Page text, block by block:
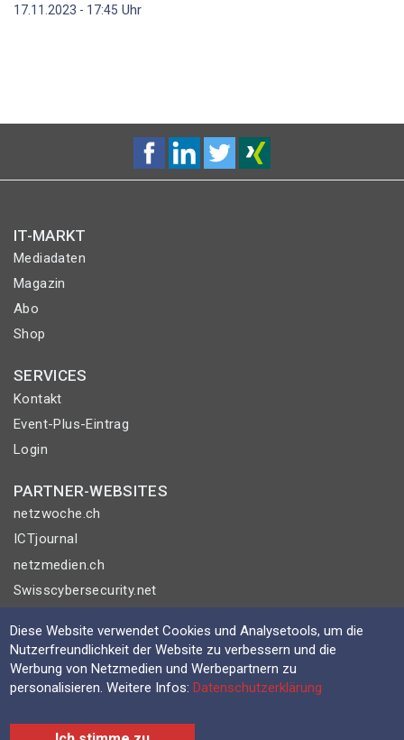
17.11.2023 - 17:45 Uhr
IT-MARKT
Mediadaten
Magazin
Abo
Shop
SERVICES
Kontakt
Event-Plus-Eintrag
Login
PARTNER-WEBSITES
netzwoche.ch
ICTjournal
netzmedien.ch
Swisscybersecurity.net
© NETZMEDIEN AG 2026
Impressum
Datenschutzerklärung
Diese Website verwendet Cookies und Analysetools, um die
Nutzerfreundlichkeit der Website zu verbessern und die
Werbung von Netzmedien und Werbepartnern zu
personalisieren. Weitere Infos:Datenschutzerklärung